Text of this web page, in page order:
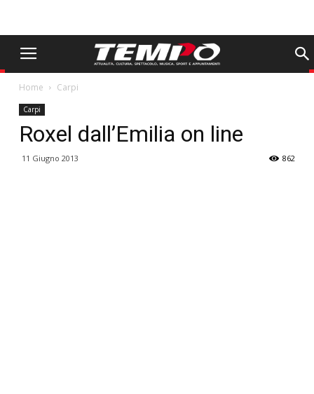
Home Carpi
Carpi
Roxel dall’Emilia on line
11 Giugno 2013 862